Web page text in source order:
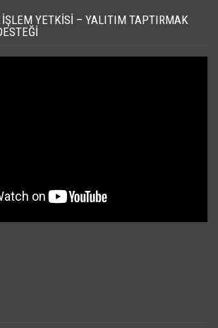
İŞLEM YETKISI – YALITIM TAPTIRMAK